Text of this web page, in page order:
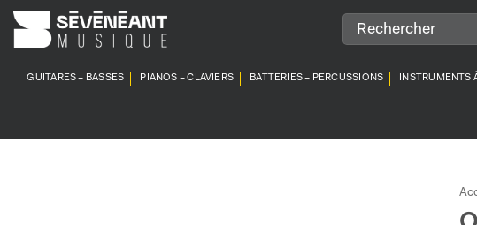
Passer
au
GUITARES – BASSES PIANOS – CLAVIERS BATTERIES – PERCUSSIONS INSTRUMENTS